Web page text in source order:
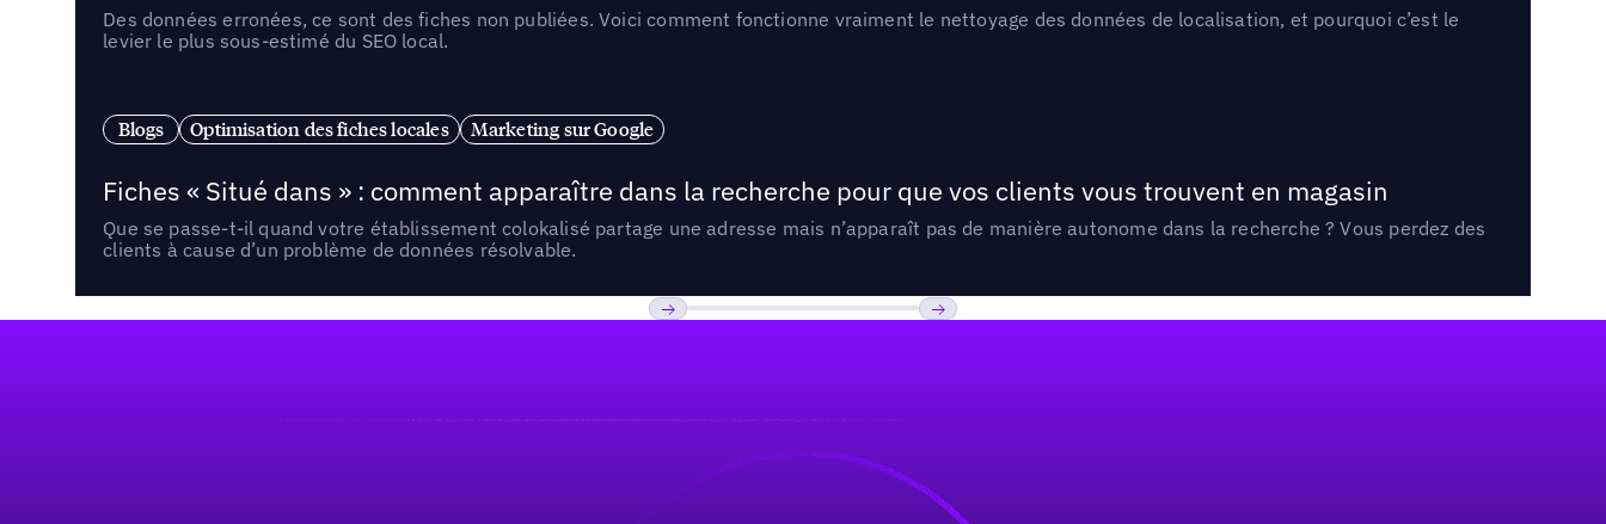
Des données erronées, ce sont des fiches non publiées. Voici comment fonctionne vraiment le nettoyage des données de localisation, et pourquoi c’est le
levier le plus sous-estimé du SEO local.
Blogs Optimisation des fiches locales Marketing sur Google
Fiches « Situé dans » : comment apparaître dans la recherche pour que vos clients vous trouvent en magasin
Que se passe-t-il quand votre établissement colokalisé partage une adresse mais n’apparaît pas de manière autonome dans la recherche ? Vous perdez des
clients à cause d’un problème de données résolvable.